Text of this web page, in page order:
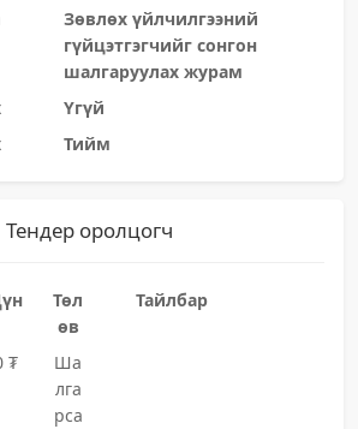
Зөвлөх үйлчилгээний
гүйцэтгэгчийг сонгон
шалгаруулах журам
Үгүй
Тийм
Тендер оролцогч
Төл
өв
Тайлбар
₮
Ша
лга
рса